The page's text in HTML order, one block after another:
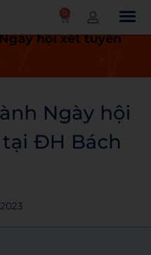
0
Hỗ trợ và kết nối
hội xét tuyển
Ngày hội
ĐH Bách